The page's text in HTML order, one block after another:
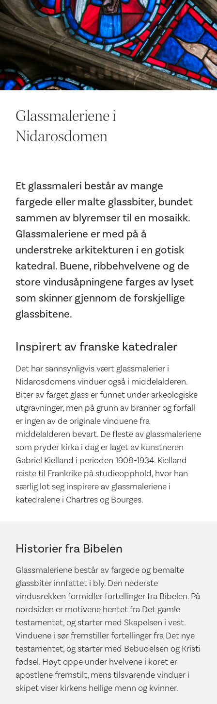
Ditt besøk
Glassmaleriene i
Nidarosdomen
Et glassmaleri består av mange
fargede eller malte glassbiter, bundet
sammen av blyremser til en mosaikk.
Glassmaleriene er med på å
understreke arkitekturen i en gotisk
katedral. Buene, ribbehvelvene og de
store vindusåpningene farges av lyset
som skinner gjennom de forskjellige
glassbitene.
Inspirert av franske katedraler
Det har sannsynligvis vært glassmalerier i
Nidarosdomens vinduer også i middelalderen.
Biter av farget glass er funnet under arkeologiske
utgravninger, men på grunn av branner og forfall
er ingen av de originale vinduene fra
middelalderen bevart. De fleste av glassmaleriene
som pryder kirka i dag er laget av kunstneren
Gabriel Kielland i perioden 1908-1934. Kielland
reiste til Frankrike på studieopphold, hvor han
særlig lot seg inspirere av glassmaleriene i
katedralene i Chartres og Bourges.
Historier fra Bibelen
Glassmaleriene består av fargede og bemalte
glassbiter innfattet i bly. Den nederste
vindusrekken formidler fortellinger fra Bibelen. På
nordsiden er motivene hentet fra Det gamle
testamentet, og starter med Skapelsen i vest.
Vinduene i sør fremstiller fortellinger fra Det nye
testamentet, og starter med Bebudelsen og Kristi
fødsel. Høyt oppe under hvelvene i koret er
apostlene fremstilt, mens tilsvarende vinduer i
skipet viser kirkens hellige menn og kvinner.